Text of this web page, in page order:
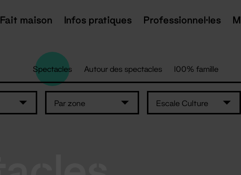
Fait maison Infos pratiques Professionnel·les
Spectacles Autour des spectacles 100% famille
Par zone Escale Culture